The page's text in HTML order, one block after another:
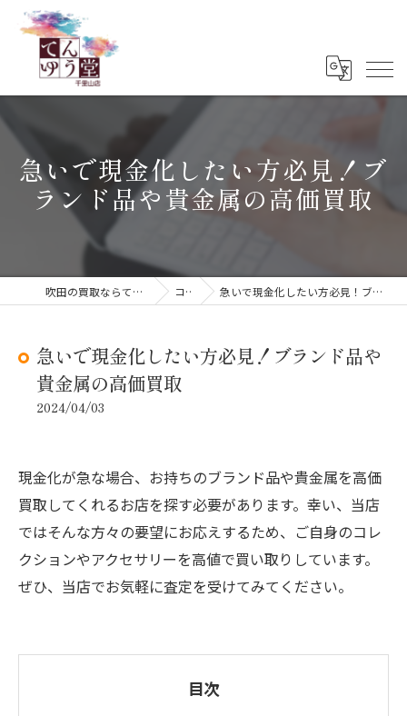
急いで現金化したい方必見！ブ
ランド品や貴金属の高価買取
吹田の買取ならてんゆう堂 千里山店 コラム 急いで現金化したい方必見！ブランド品や貴金属の高価買取
急いで現金化したい方必見！ブランド品や
貴金属の高価買取
2024/04/03
現金化が急な場合、お持ちのブランド品や貴金属を高価
買取してくれるお店を探す必要があります。幸い、当店
ではそんな方々の要望にお応えするため、ご自身のコレ
クションやアクセサリーを高値で買い取りしています。
ぜひ、当店でお気軽に査定を受けてみてください。
目次